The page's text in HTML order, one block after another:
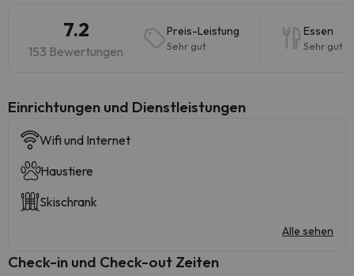
7.2
153 Bewertungen
Preis-Leistung
Sehr gut
Essen
Sehr gut
​Einrichtungen und Dienstleistungen
Wifi und Internet
Haustiere
Skischrank
Alle sehen
Check-in und Check-out Zeiten